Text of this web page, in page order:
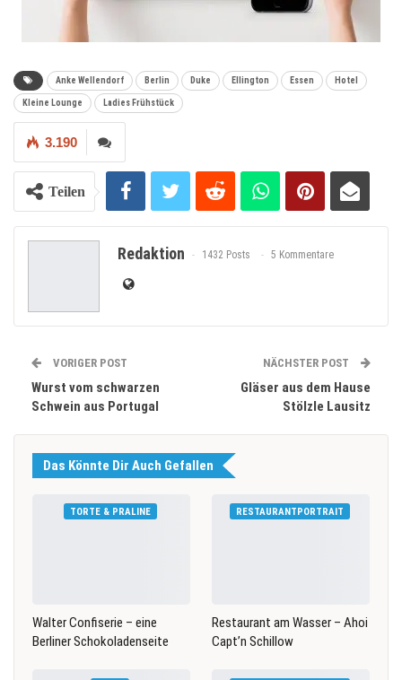
Anke Wellendorf Berlin Duke Ellington Essen Hotel
Kleine Lounge Ladies Frühstück
3.190
Teilen
Redaktion 1432 Posts 5 Kommentare
VORIGER POST
Wurst vom schwarzen
Schwein aus Portugal
NÄCHSTER POST
Gläser aus dem Hause
Stölzle Lausitz
Das Könnte Dir Auch Gefallen
TORTE & PRALINE
Walter Confiserie – eine
Berliner Schokoladenseite
RESTAURANTPORTRAIT
Restaurant am Wasser – Ahoi
Capt’n Schillow